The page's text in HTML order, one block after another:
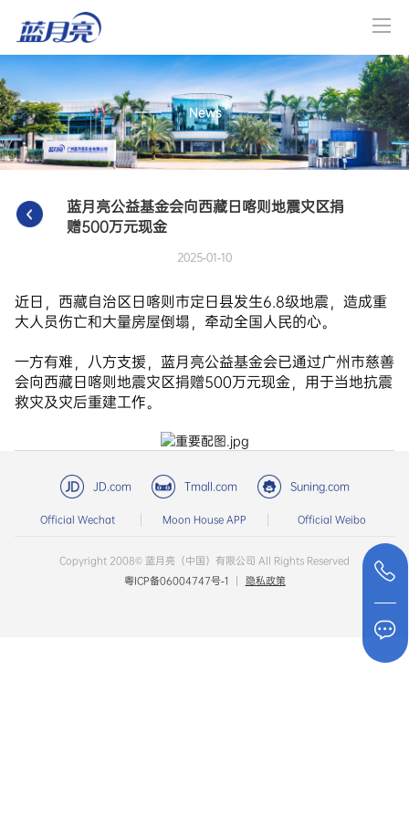
News
蓝月亮公益基金会向西藏日喀则地震灾区捐
赠500万元现金
2025-01-10
近日，西藏自治区日喀则市定日县发生6.8级地震，造成重
大人员伤亡和大量房屋倒塌，牵动全国人民的心。
一方有难，八方支援，蓝月亮公益基金会已通过广州市慈善
会向西藏日喀则地震灾区捐赠500万元现金，用于当地抗震
救灾及灾后重建工作。
JD.com Tmall.com Suning.com
Official Wechat Moon House APP Official Weibo
Copyright 2008© 蓝月亮（中国）有限公司 All Rights Reserved
粤ICP备06004747号-1
隐私政策